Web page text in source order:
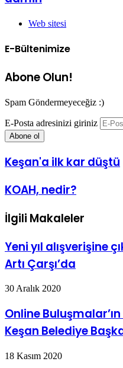
Web sitesi
E-Bültenimize
Abone Olun!
Spam Göndermeyeceğiz :)
E-Posta adresinizi giriniz
Keşan'a ilk kar düştü
KOAH, nedir?
İlgili Makaleler
Yeni yıl alışverişine
Artı Çarşı’da
30 Aralık 2020
Online
Keşan Belediye
18 Kasım 2020